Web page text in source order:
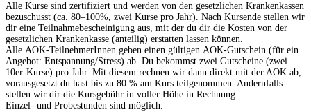
Alle Kurse sind zertifiziert und werden von den gesetzlichen Krankenkassen
bezuschusst (ca. 80–100%, zwei Kurse pro Jahr). Nach Kursende stellen wir
dir eine Teilnahmebescheinigung aus, mit der du dir die Kosten von der
gesetzlichen Krankenkasse (anteilig) erstatten lassen können.
Alle AOK-TeilnehmerInnen geben einen gültigen AOK-Gutschein (für ein
Angebot: Entspannung/Stress) ab. Du bekommst zwei Gutscheine (zwei
10er-Kurse) pro Jahr. Mit diesem rechnen wir dann direkt mit der AOK ab,
vorausgesetzt du hast bis zu 80 % am Kurs teilgenommen. Andernfalls
stellen wir dir die Kursgebühr in voller Höhe in Rechnung.
Einzel- und Probestunden sind möglich.